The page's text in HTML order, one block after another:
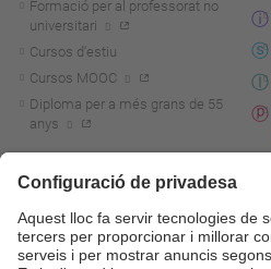
Formació per al professorat no
universitari
Cursos d'estiu
Cursos MOOC
Diploma per a més grans de 55
anys
Actualitat R+D+I
La recerca a la UPC
La transferència, l'emprenedoria i